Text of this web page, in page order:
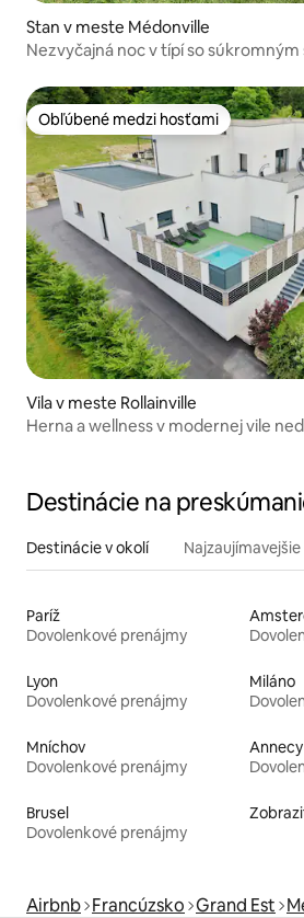
Stan v meste Médonville
Nezvyčajná noc v típí so
Obľúbené medzi hosťami
Obľúbené medzi hosťami
Vila v meste Rollainville
Herna a wellness v modernej vile
Destinácie na
Destinácie v okolí
Paríž
Dovolenkové prenájmy
Lyon
Dovolenkové prenájmy
Miláno
Mníchov
Dovolenkové prenájmy
Annecy
Brusel
Dovolenkové prenájmy
Airbnb Francúzsko Grand Est